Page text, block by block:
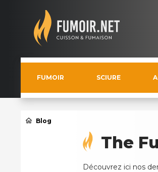
FUMOIR SCIURE
home Blog
The
Découvrez ici nos